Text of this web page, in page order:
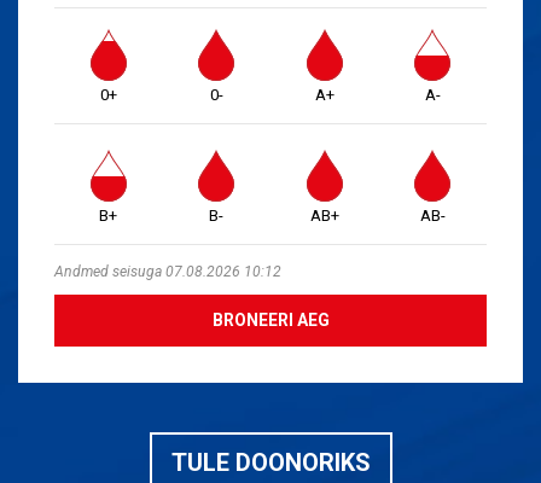
0+ 0- A+ A-
B+ B- AB+ AB-
Andmed seisuga 07.08.2026 10:12
BRONEERI AEG
TULE DOONORIKS